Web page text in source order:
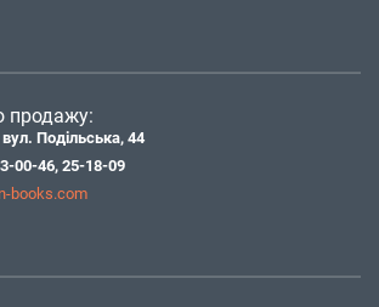
продажу:
Подільська, 44
00-46, 25-18-09
books.com